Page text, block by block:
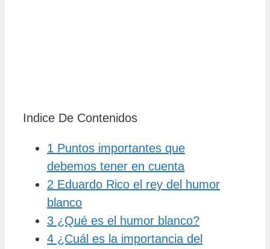
Indice De Contenidos
1 Puntos importantes que
debemos tener en cuenta
2 Eduardo Rico el rey del humor
blanco
3 ¿Qué es el humor blanco?
4 ¿Cuál es la importancia del